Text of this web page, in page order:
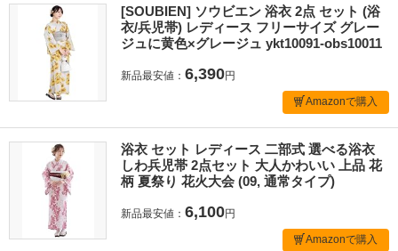
[SOUBIEN] ソウビエン 浴衣 2点 セット (浴
衣/兵児帯) レディース フリーサイズ グレー
ジュに黄色×グレージュ ykt10091-obs10011
新品最安値： 6,390円
Amazonで購入
浴衣 セット レディース 二部式 選べる浴衣
しわ兵児帯 2点セット 大人かわいい 上品 花
柄 夏祭り 花火大会 (09, 通常タイプ)
新品最安値： 6,100円
Amazonで購入